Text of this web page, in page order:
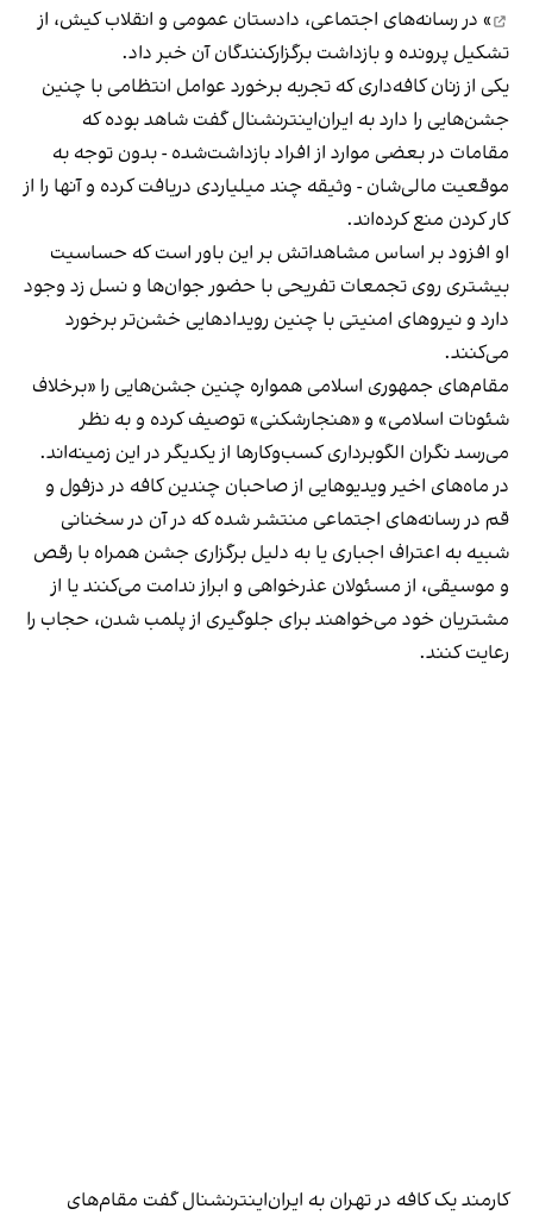
» در رسانه‌های اجتماعی، دادستان عمومی و انقلاب کیش، از
تشکیل پرونده و بازداشت برگزارکنندگان آن خبر داد.
یکی از زنان کافه‌داری که تجربه برخورد عوامل انتظامی با چنین
جشن‌هایی را دارد به ایران‌اینترنشنال گفت شاهد بوده که
مقامات در بعضی موارد از افراد بازداشت‌‌شده - بدون توجه به
موقعیت مالی‌شان - وثیقه چند میلیاردی دریافت کرده و آنها را از
کار کردن منع کرده‌اند.
او افزود بر اساس مشاهداتش بر این باور است که حساسیت
بیشتری روی تجمعات تفریحی با حضور جوان‌ها و نسل زد وجود
دارد و نیروهای امنیتی با چنین رویدادهایی خشن‌تر برخورد
می‌کنند.
مقام‌های جمهوری اسلامی همواره چنین جشن‌هایی را «برخلاف
شئونات اسلامی» و «هنجارشکنی» توصیف کرده و به نظر
می‌رسد نگران الگوبرداری کسب‌وکارها از یکدیگر در این زمینه‌اند.
در ماه‌های اخیر ویدیوهایی از صاحبان چندین کافه در دزفول و
قم در رسانه‌های اجتماعی منتشر شده که در آن در سخنانی
شبیه به اعتراف اجباری یا به دلیل برگزاری جشن همراه با رقص
و موسیقی، از مسئولان عذرخواهی و ابراز ندامت می‌کنند یا از
مشتریان خود می‌خواهند برای جلوگیری از پلمب شدن، حجاب را
رعایت کنند.
کارمند یک کافه در تهران به ایران‌اینترنشنال گفت مقام‌های